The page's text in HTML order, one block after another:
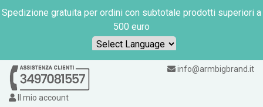
Spedizione gratuita per ordini con subtotale prodotti superiori a
500 euro
Powered by
info@armbigbrand.it
Il mio account